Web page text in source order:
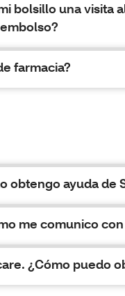
bolsillo una visita
farmacia?
obtengo ayuda de
me comunico
¿Cómo puedo